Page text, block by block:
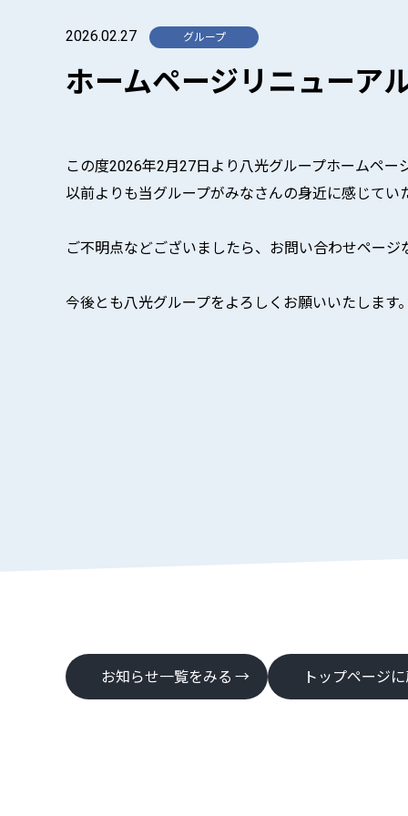
2026.02.27
ホームページリニューア
この度2026年2月27日より八光グループホームペー
以前よりも当グループがみなさんの身近に感じて
ご不明点などございましたら、お問い合わせペー
今後とも八光グループをよろしくお願いいたします
お知らせ一覧をみる トップページ